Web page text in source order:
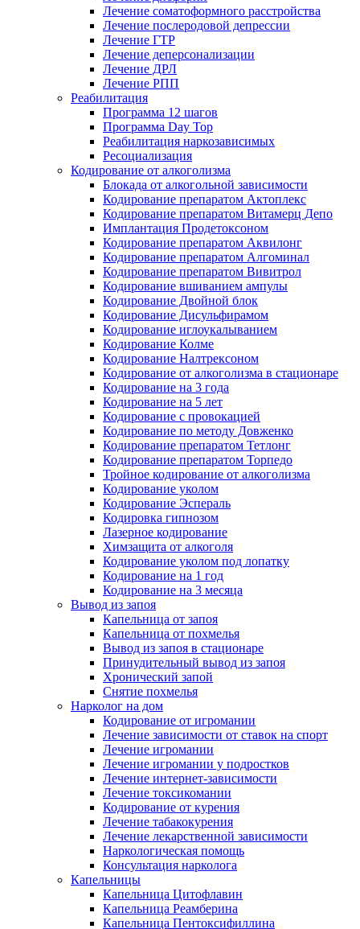
Лечение соматоформного расстройства
Лечение послеродовой депрессии
Лечение ГТР
Лечение деперсонализации
Лечение ДРЛ
Лечение РПП
Реабилитация
Программа 12 шагов
Программа Day Top
Реабилитация наркозависимых
Ресоциализация
Кодирование от алкоголизма
Блокада от алкогольной зависимости
Кодирование препаратом Актоплекс
Кодирование препаратом Витамерц Депо
Имплантация Продетоксоном
Кодирование препаратом Аквилонг
Кодирование препаратом Алгоминал
Кодирование препаратом Вивитрол
Кодирование вшиванием ампулы
Кодирование Двойной блок
Кодирование Дисульфирамом
Кодирование иглоукалыванием
Кодирование Колме
Кодирование Налтрексоном
Кодирование от алкоголизма в стационаре
Кодирование на 3 года
Кодирование на 5 лет
Кодирование с провокацией
Кодирование по методу Довженко
Кодирование препаратом Тетлонг
Кодирование препаратом Торпедо
Тройное кодирование от алкоголизма
Кодирование уколом
Кодирование Эспераль
Кодировка гипнозом
Лазерное кодирование
Химзащита от алкоголя
Кодирование уколом под лопатку
Кодирование на 1 год
Кодирование на 3 месяца
Вывод из запоя
Капельница от запоя
Капельница от похмелья
Вывод из запоя в стационаре
Принудительный вывод из запоя
Хронический запой
Снятие похмелья
Нарколог на дом
Кодирование от игромании
Лечение зависимости от ставок на спорт
Лечение игромании
Лечение игромании у подростков
Лечение интернет-зависимости
Лечение токсикомании
Кодирование от курения
Лечение табакокурения
Лечение лекарственной зависимости
Наркологическая помощь
Консультация нарколога
Капельницы
Капельница Цитофлавин
Капельница Реамберина
Капельница Пентоксифиллина